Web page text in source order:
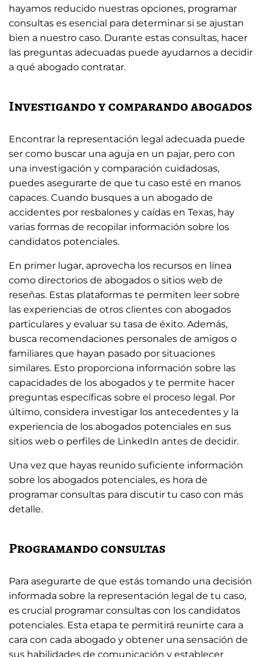
hayamos reducido nuestras opciones, programar
consultas es esencial para determinar si se ajustan
bien a nuestro caso. Durante estas consultas, hacer
las preguntas adecuadas puede ayudarnos a decidir
a qué abogado contratar.
Investigando y comparando abogados
Encontrar la representación legal adecuada puede
ser como buscar una aguja en un pajar, pero con
una investigación y comparación cuidadosas,
puedes asegurarte de que tu caso esté en manos
capaces. Cuando busques a un abogado de
accidentes por resbalones y caídas en Texas, hay
varias formas de recopilar información sobre los
candidatos potenciales.
En primer lugar, aprovecha los recursos en línea
como directorios de abogados o sitios web de
reseñas. Estas plataformas te permiten leer sobre
las experiencias de otros clientes con abogados
particulares y evaluar su tasa de éxito. Además,
busca recomendaciones personales de amigos o
familiares que hayan pasado por situaciones
similares. Esto proporciona información sobre las
capacidades de los abogados y te permite hacer
preguntas específicas sobre el proceso legal. Por
último, considera investigar los antecedentes y la
experiencia de los abogados potenciales en sus
sitios web o perfiles de LinkedIn antes de decidir.
Una vez que hayas reunido suficiente información
sobre los abogados potenciales, es hora de
programar consultas para discutir tu caso con más
detalle.
Programando consultas
Para asegurarte de que estás tomando una decisión
informada sobre la representación legal de tu caso,
es crucial programar consultas con los candidatos
potenciales. Esta etapa te permitirá reunirte cara a
cara con cada abogado y obtener una sensación de
sus habilidades de comunicación y establecer